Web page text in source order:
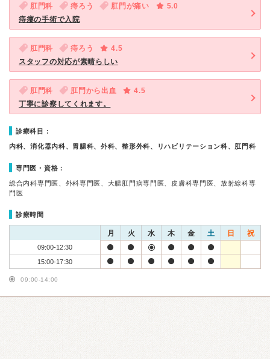
肛門科 痔ろう 肛門が痛い
5.0
痔瘻の手術で入院
肛門科 痔ろう
4.5
スタッフの対応が素晴らしい
肛門科 肛門から出血
4.5
丁寧に診察してくれます。
診療科目：
内科、消化器内科、胃腸科、外科、整形外科、リハビリテーション科、肛門科
専門医・資格：
総合内科専門医、外科専門医、大腸肛門病専門医、皮膚科専門医、放射線科専
門医
診療時間
月 火 水 木 金 土 日 祝
09:00-12:30
15:00-17:30
09:00-14:00